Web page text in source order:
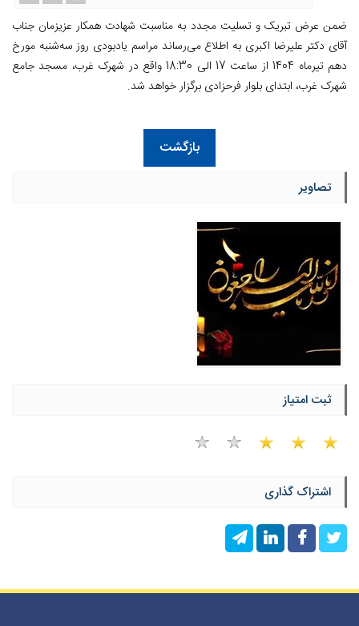
ضمن عرض تبریک و تسلیت مجدد به مناسبت شهادت همکار عزیزمان جناب
آقای دکتر علیرضا اکبری به اطلاع می‌رساند مراسم یادبودی روز سه‌شنبه مورخ
دهم تیرماه 1404 از ساعت 17 الی 18:30 واقع در شهرک غرب، مسجد جامع
شهرک غرب، ابتدای بلوار فرحزادی برگزار خواهد شد.
بازگشت
تصاویر
ثبت امتیاز
اشتراک گذاری